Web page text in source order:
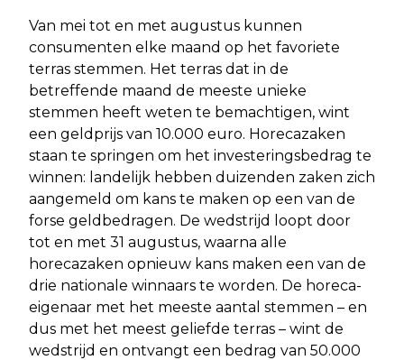
Van mei tot en met augustus kunnen
consumenten elke maand op het favoriete
terras stemmen. Het terras dat in de
betreffende maand de meeste unieke
stemmen heeft weten te bemachtigen, wint
een geldprijs van 10.000 euro. Horecazaken
staan te springen om het investeringsbedrag te
winnen: landelijk hebben duizenden zaken zich
aangemeld om kans te maken op een van de
forse geldbedragen. De wedstrijd loopt door
tot en met 31 augustus, waarna alle
horecazaken opnieuw kans maken een van de
drie nationale winnaars te worden. De horeca-
eigenaar met het meeste aantal stemmen – en
dus met het meest geliefde terras – wint de
wedstrijd en ontvangt een bedrag van 50.000